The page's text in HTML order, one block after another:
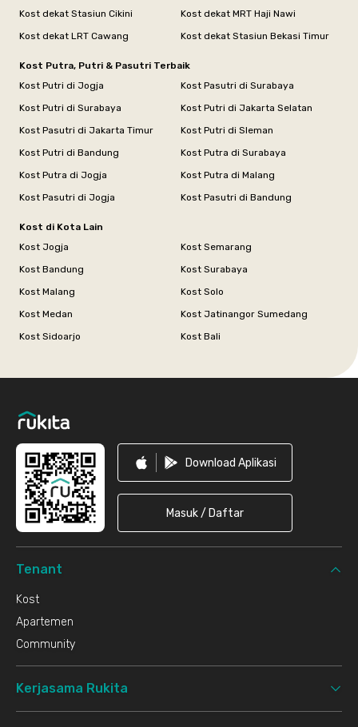
Kost dekat Stasiun Cikini
Kost dekat MRT Haji Nawi
Kost dekat LRT Cawang
Kost dekat Stasiun Bekasi Timur
Kost Putra, Putri & Pasutri Terbaik
Kost Putri di Jogja
Kost Pasutri di Surabaya
Kost Putri di Surabaya
Kost Putri di Jakarta Selatan
Kost Pasutri di Jakarta Timur
Kost Putri di Sleman
Kost Putri di Bandung
Kost Putra di Surabaya
Kost Putra di Jogja
Kost Putra di Malang
Kost Pasutri di Jogja
Kost Pasutri di Bandung
Kost di Kota Lain
Kost Jogja
Kost Semarang
Kost Bandung
Kost Surabaya
Kost Malang
Kost Solo
Kost Medan
Kost Jatinangor Sumedang
Kost Sidoarjo
Kost Bali
Download Aplikasi
Masuk / Daftar
Tenant
Kost
Apartemen
Community
Kerjasama Rukita